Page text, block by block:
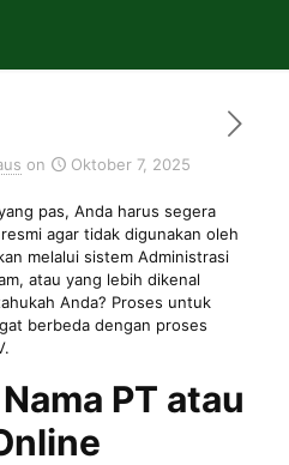
on Oktober 7, 2025
pas, Anda harus segera
agar tidak digunakan oleh
melalui sistem Administrasi
atau yang lebih dikenal
Anda? Proses untuk
berbeda dengan proses
PT atau